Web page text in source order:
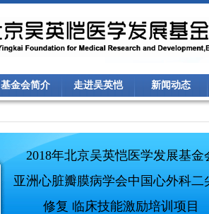
基金会简介 走进吴英恺 新闻动态
2018年北京吴英恺医学发展基金
亚洲心脏瓣膜病学会中国心外科二
修复 临床技能激励培训项目